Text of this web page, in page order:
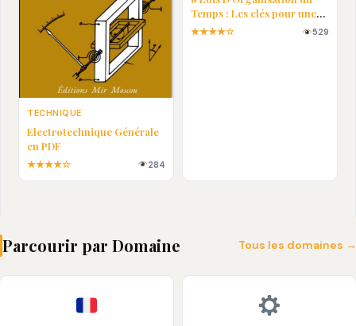
TECHNIQUE
Electrotechnique Générale
en PDF
★★★★☆ 284
Temps : Les clés pour une
vie plus efficace
★★★★☆ 529
Parcourir par Domaine Tous les domaines →